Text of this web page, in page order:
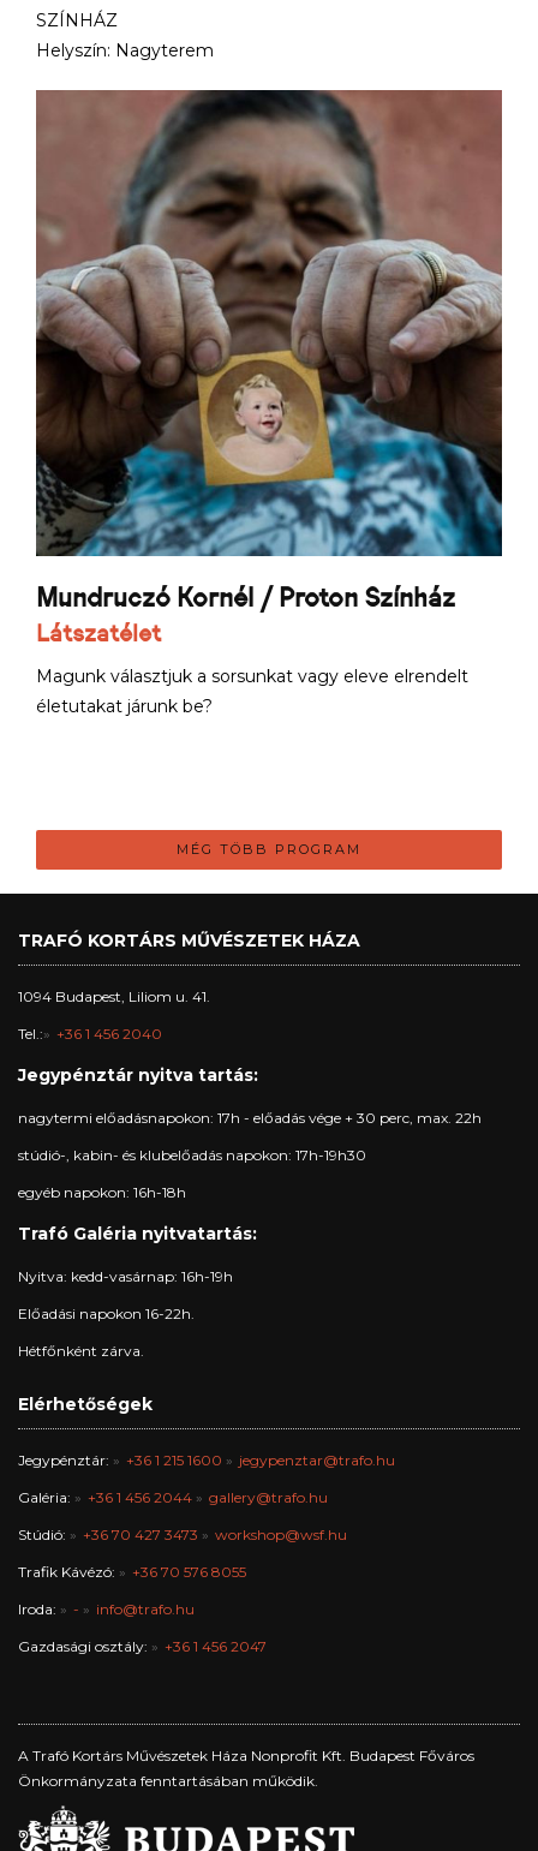
SZÍNHÁZ
Helyszín: Nagyterem
Mundruczó Kornél / Proton Színház
Látszatélet
Magunk választjuk a sorsunkat vagy eleve elrendelt
életutakat járunk be?
MÉG TÖBB PROGRAM
TRAFÓ KORTÁRS MŰVÉSZETEK HÁZA
1094 Budapest, Liliom u. 41.
Tel.: +36 1 456 2040
Jegypénztár nyitva tartás:
nagytermi előadásnapokon: 17h - előadás vége + 30 perc, max. 22h
stúdió-, kabin- és klubelőadás napokon: 17h-19h30
egyéb napokon: 16h-18h
Trafó Galéria nyitvatartás:
Nyitva: kedd-vasárnap: 16h-19h
Előadási napokon 16-22h.
Hétfőnként zárva.
Elérhetőségek
Jegypénztár: +36 1 215 1600 jegypenztar@trafo.hu
Galéria: +36 1 456 2044 gallery@trafo.hu
Stúdió: +36 70 427 3473 workshop@wsf.hu
Trafik Kávézó: +36 70 576 8055
Iroda: - info@trafo.hu
Gazdasági osztály: +36 1 456 2047
A Trafó Kortárs Művészetek Háza Nonprofit Kft. Budapest Főváros
Önkormányzata fenntartásában működik.